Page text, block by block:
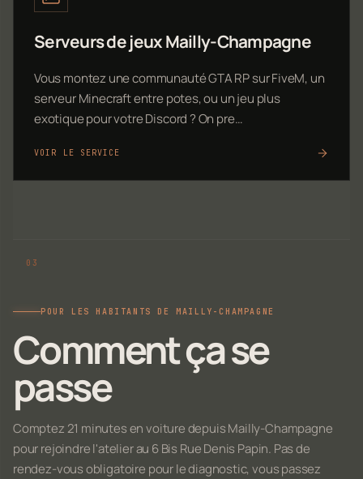
Serveurs de jeux Mailly-Champagne
Vous montez une communauté GTA RP sur FiveM, un
serveur Minecraft entre potes, ou un jeu plus
exotique pour votre Discord ? On pre…
VOIR LE SERVICE
POUR LES HABITANTS DE MAILLY-CHAMPAGNE
Comment ça se
passe
Comptez 21 minutes en voiture depuis Mailly-Champagne
pour rejoindre l'atelier au 6 Bis Rue Denis Papin. Pas de
rendez-vous obligatoire pour le diagnostic, vous passez